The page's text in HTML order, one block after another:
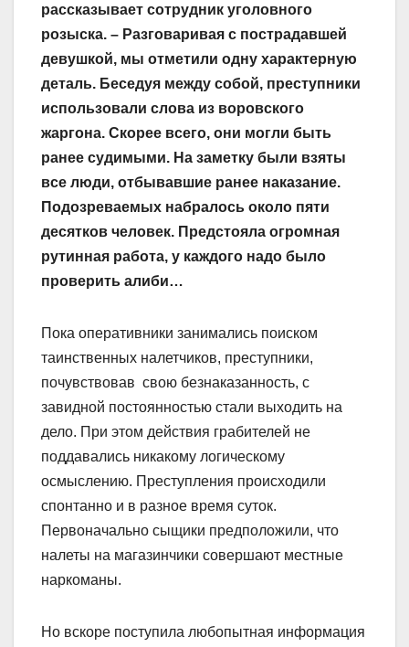
рассказывает сотрудник уголовного
розыска. – Разговаривая с пострадавшей
девушкой, мы отметили одну характерную
деталь. Беседуя между собой, преступники
использовали слова из воровского
жаргона. Скорее всего, они могли быть
ранее судимыми. На заметку были взяты
все люди, отбывавшие ранее наказание.
Подозреваемых набралось около пяти
десятков человек. Предстояла огромная
рутинная работа, у каждого надо было
проверить алиби…
Пока оперативники занимались поиском
таинственных налетчиков, преступники,
почувствовав свою безнаказанность, с
завидной постоянностью стали выходить на
дело. При этом дейст­вия грабителей не
поддавались никакому логическому
осмыслению. Преступления происходили
спонтанно и в разное время суток.
Первоначально сыщики предположили, что
налеты на магазинчики совершают местные
наркоманы.
Но вскоре поступила любопытная информация